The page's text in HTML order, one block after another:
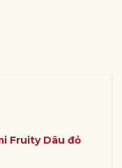
Fruity Dâu đỏ